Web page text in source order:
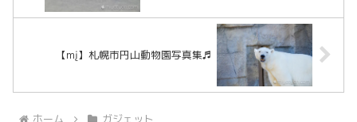
【mį】札幌市円山動物園写真集♬
ホーム ガジェット